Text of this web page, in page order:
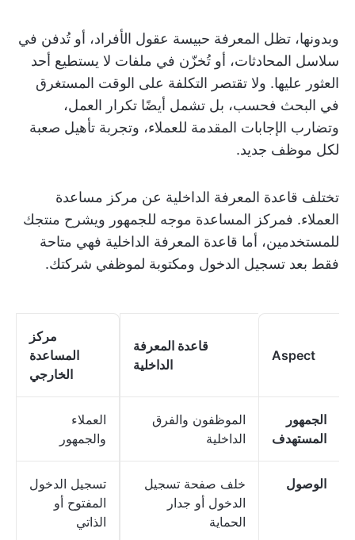
وبدونها، تظل المعرفة حبيسة عقول الأفراد، أو تُدفن في
سلاسل المحادثات، أو تُخزّن في ملفات لا يستطيع أحد
العثور عليها. ولا تقتصر التكلفة على الوقت المستغرق
في البحث فحسب، بل تشمل أيضًا تكرار العمل،
وتضارب الإجابات المقدمة للعملاء، وتجربة تأهيل صعبة
لكل موظف جديد.
تختلف قاعدة المعرفة الداخلية عن مركز مساعدة
العملاء. فمركز المساعدة موجه للجمهور ويشرح منتجك
للمستخدمين، أما قاعدة المعرفة الداخلية فهي متاحة
فقط بعد تسجيل الدخول ومكتوبة لموظفي شركتك.
Aspect
قاعدة المعرفة
الداخلية
مركز
المساعدة
الخارجي
الجمهور
المستهدف
الموظفون والفرق
الداخلية
العملاء
والجمهور
الوصول
خلف صفحة تسجيل
الدخول أو جدار
الحماية
تسجيل الدخول
المفتوح أو
الذاتي